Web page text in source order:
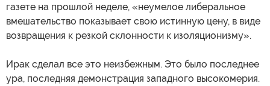
газете на прошлой неделе, «неумелое либеральное
вмешательство показывает свою истинную цену, в виде
возвращения к резкой склонности к изоляционизму».
Ирак сделал все это неизбежным. Это было последнее
ура, последняя демонстрация западного высокомерия.